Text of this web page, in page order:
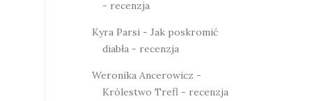
- recenzja
Kyra Parsi - Jak poskromić
diabła - recenzja
Weronika Ancerowicz -
Królestwo Trefl - recenzja